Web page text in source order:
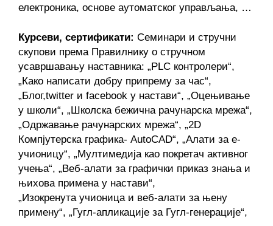
електроника, основе аутоматског управљања, …
Курсеви, сертификати: Семинари и стручни
скупови према Правилнику о стручном
усавршавању наставника: „PLC контролери“,
„Како написати добру припрему за час“,
„Блог,twitter и facebook у настави“, „Оцењивање
у школи“, „Школска бежична рачунарска мрежа“,
„Одржавање рачунарских мрежа“, „2D
Компјутерска графика- AutoCAD“, „Алати за е-
учионицу“, „Мултимедија као покретач активног
учења“, „Веб-алати за графички приказ знања и
њихова примена у настави“,
„Изокренута учионица и веб-алати за њену
примену“, „Гугл-апликације за Гугл-генерације“,